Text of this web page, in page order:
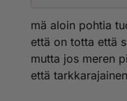
mä aloin pohtia
että on totta että
mutta jos meren
että